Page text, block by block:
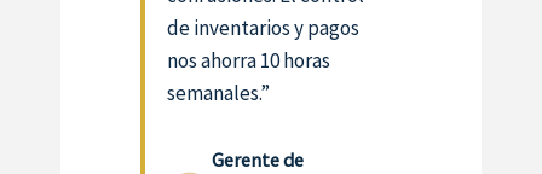
de inventarios y pagos
nos ahorra 10 horas
semanales.”
Gerente de